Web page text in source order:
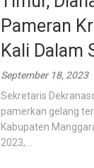
Pameran
Kali Dalam
September 18, 2023
Sekretaris
pamerkan gelang
Kabupaten
2023,...